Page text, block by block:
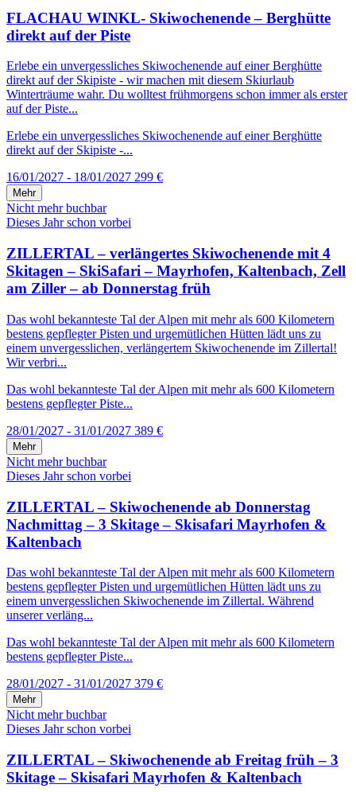
FLACHAU WINKL- Skiwochenende – Berghütte
direkt auf der Piste
Erlebe ein unvergessliches Skiwochenende auf einer Berghütte
direkt auf der Skipiste - wir machen mit diesem Skiurlaub
Winterträume wahr. Du wolltest frühmorgens schon immer als erster
auf der Piste...
Erlebe ein unvergessliches Skiwochenende auf einer Berghütte
direkt auf der Skipiste -...
16/01/2027 - 18/01/2027 299 €
Mehr
Nicht mehr buchbar
Dieses Jahr schon vorbei
ZILLERTAL – verlängertes Skiwochenende mit 4
Skitagen – SkiSafari – Mayrhofen, Kaltenbach, Zell
am Ziller – ab Donnerstag früh
Das wohl bekannteste Tal der Alpen mit mehr als 600 Kilometern
bestens gepflegter Pisten und urgemütlichen Hütten lädt uns zu
einem unvergesslichen, verlängertem Skiwochenende im Zillertal!
Wir verbri...
Das wohl bekannteste Tal der Alpen mit mehr als 600 Kilometern
bestens gepflegter Piste...
28/01/2027 - 31/01/2027 389 €
Mehr
Nicht mehr buchbar
Dieses Jahr schon vorbei
ZILLERTAL – Skiwochenende ab Donnerstag
Nachmittag – 3 Skitage – Skisafari Mayrhofen &
Kaltenbach
Das wohl bekannteste Tal der Alpen mit mehr als 600 Kilometern
bestens gepflegter Pisten und urgemütlichen Hütten lädt uns zu
einem unvergesslichen Skiwochenende im Zillertal. Während
unserer verläng...
Das wohl bekannteste Tal der Alpen mit mehr als 600 Kilometern
bestens gepflegter Piste...
28/01/2027 - 31/01/2027 379 €
Mehr
Nicht mehr buchbar
Dieses Jahr schon vorbei
ZILLERTAL – Skiwochenende ab Freitag früh – 3
Skitage – Skisafari Mayrhofen & Kaltenbach